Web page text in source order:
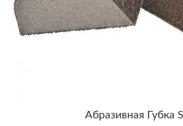
Абразивная Губка